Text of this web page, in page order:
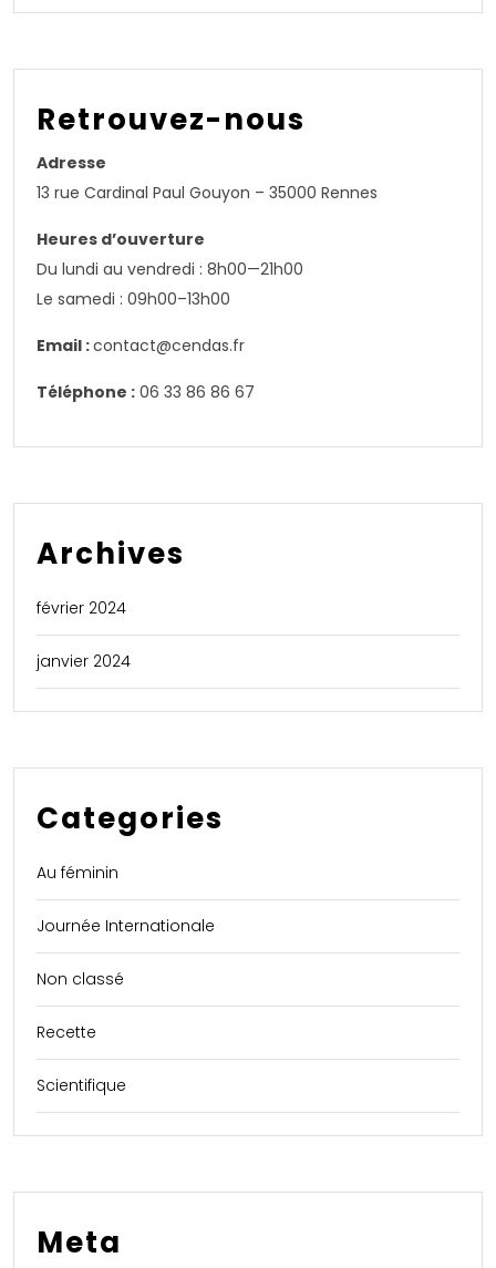
Retrouvez-nous
Adresse
13 rue Cardinal Paul Gouyon – 35000 Rennes
Heures d’ouverture
Du lundi au vendredi : 8h00—21h00
Le samedi : 09h00–13h00
Email :contact@cendas.fr
Téléphone : 06 33 86 86 67
Archives
février 2024
janvier 2024
Categories
Au féminin
Journée Internationale
Non classé
Recette
Scientifique
Meta